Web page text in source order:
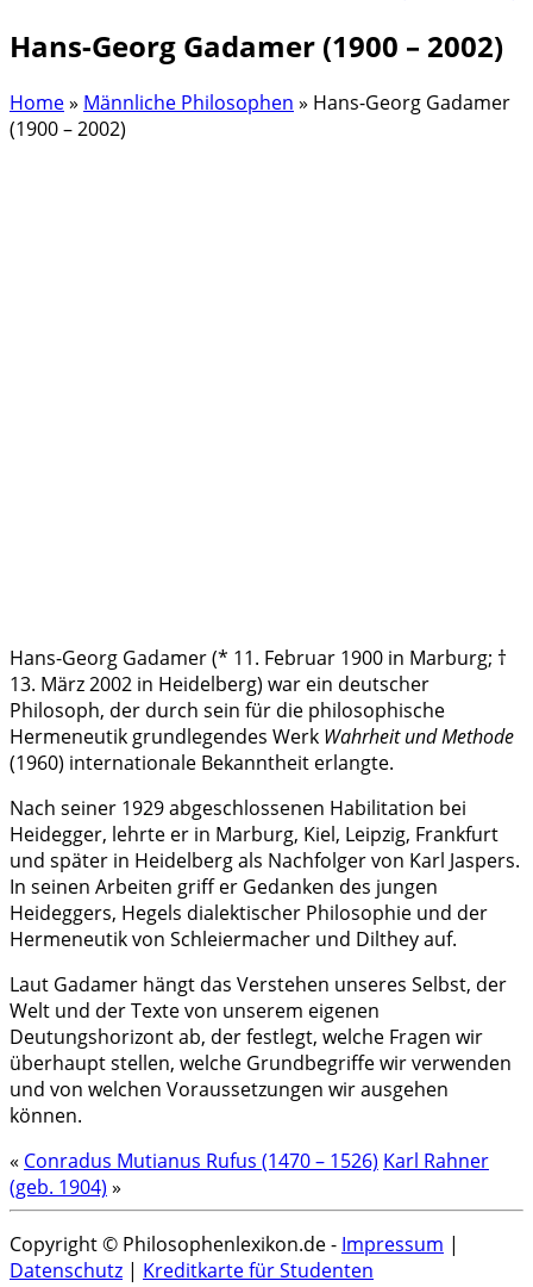
Hans-Georg Gadamer (1900 – 2002)
Home» Männliche Philosophen » Hans-Georg Gadamer
(1900 – 2002)
Hans-Georg Gadamer (* 11. Februar 1900 in Marburg; †
13. März 2002 in Heidelberg) war ein deutscher
Philosoph, der durch sein für die philosophische
Hermeneutik grundlegendes Werk Wahrheit und Methode
(1960) internationale Bekanntheit erlangte.
Nach seiner 1929 abgeschlossenen Habilitation bei
Heidegger, lehrte er in Marburg, Kiel, Leipzig, Frankfurt
und später in Heidelberg als Nachfolger von Karl Jaspers.
In seinen Arbeiten griff er Gedanken des jungen
Heideggers, Hegels dialektischer Philosophie und der
Hermeneutik von Schleiermacher und Dilthey auf.
Laut Gadamer hängt das Verstehen unseres Selbst, der
Welt und der Texte von unserem eigenen
Deutungshorizont ab, der festlegt, welche Fragen wir
überhaupt stellen, welche Grundbegriffe wir verwenden
und von welchen Voraussetzungen wir ausgehen
können.
« Conradus Mutianus Rufus (1470 – 1526) Karl Rahner
(geb. 1904) »
Copyright © Philosophenlexikon.de - Impressum |
Datenschutz | Kreditkarte für Studenten